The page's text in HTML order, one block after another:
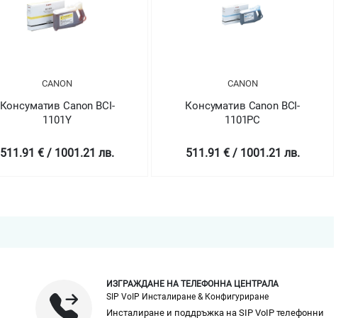
CANON
Консуматив Canon BCI-
1101Y
511.91 € / 1001.21 лв.
CANON
Консуматив Canon BCI-
1101PC
511.91 € / 1001.21 лв.
ИЗГРАЖДАНЕ НА ТЕЛЕФОННА ЦЕНТРАЛА
SIP VoIP Инсталиране & Конфигуриране
Инсталиране и поддръжка на SIP VoIP телефонни